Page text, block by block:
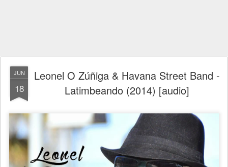
JUN
18
Leonel O Zúñiga & Havana Street Band -
Latimbeando (2014) [audio]